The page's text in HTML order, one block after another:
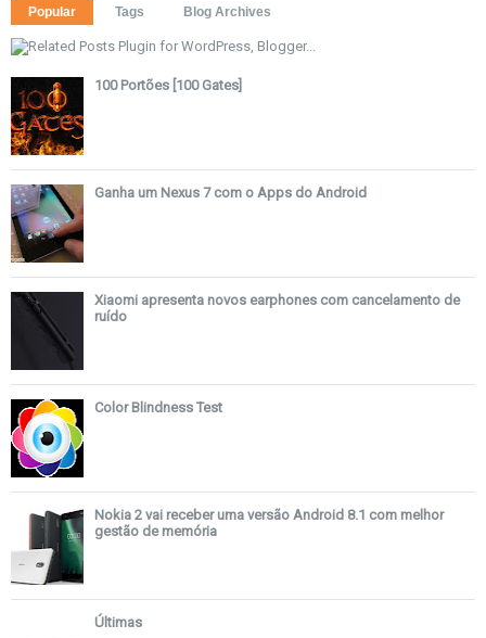
Popular Tags Blog Archives
100 Portões [100 Gates]
Ganha um Nexus 7 com o Apps do Android
Xiaomi apresenta novos earphones com cancelamento de
ruído
Color Blindness Test
Nokia 2 vai receber uma versão Android 8.1 com melhor
gestão de memória
Últimas